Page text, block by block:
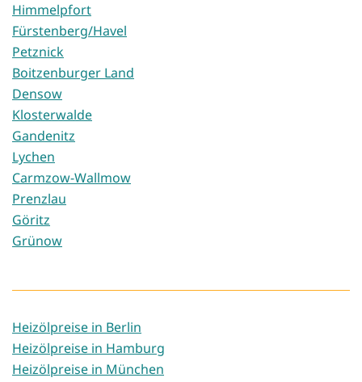
Himmelpfort
Fürstenberg/Havel
Petznick
Boitzenburger Land
Densow
Klosterwalde
Gandenitz
Lychen
Carmzow-Wallmow
Prenzlau
Göritz
Grünow
Heizölpreise in Berlin
Heizölpreise in Hamburg
Heizölpreise in München